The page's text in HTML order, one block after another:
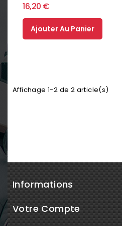
16,20 €
Ajouter Au Panier
Affichage 1-2 de 2 article(s)
Informations
Votre Compte